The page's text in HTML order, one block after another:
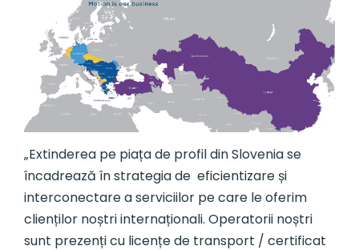
„Extinderea pe piața de profil din Slovenia se
încadrează în strategia de eficientizare și
interconectare a serviciilor pe care le oferim
clienților noștri internaționali. Operatorii noștri
sunt prezenți cu licențe de transport / certificat